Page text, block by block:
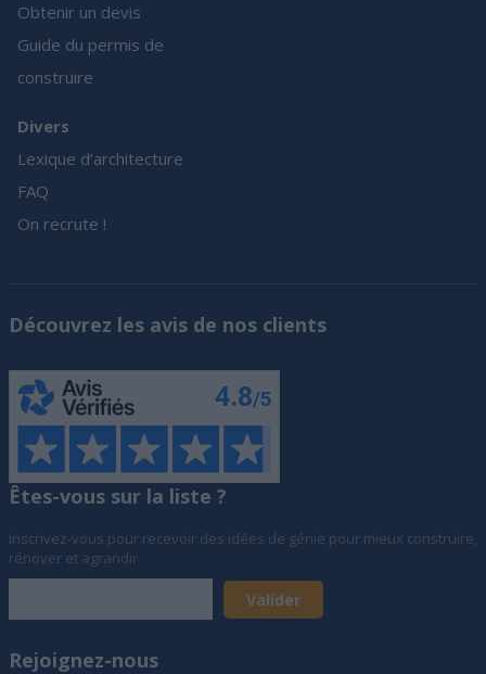
Obtenir un devis
Guide du permis de
construire
Divers
Lexique d’architecture
FAQ
On recrute !
Découvrez les avis de nos clients
Êtes-vous sur la liste ?
Inscrivez-vous pour recevoir des idées de génie pour mieux construire,
rénover et agrandir
Rejoignez-nous